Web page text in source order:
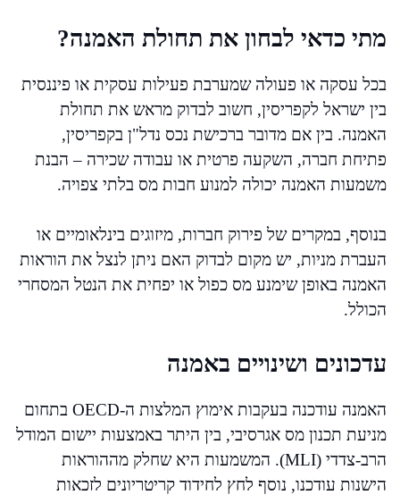
מתי כדאי לבחון את תחולת האמנה?
בכל עסקה או פעולה שמערבת פעילות עסקית או פיננסית
בין ישראל לקפריסין, חשוב לבדוק מראש את תחולת
האמנה. בין אם מדובר ברכישת נכס נדל"ן בקפריסין,
פתיחת חברה, השקעה פרטית או עבודה שכירה – הבנת
משמעות האמנה יכולה למנוע חבות מס בלתי צפויה.
בנוסף, במקרים של פירוק חברות, מיזוגים בינלאומיים או
העברת מניות, יש מקום לבדוק האם ניתן לנצל את הוראות
האמנה באופן שימנע מס כפול או יפחית את הנטל המסחרי
הכולל.
עדכונים ושינויים באמנה
האמנה עודכנה בעקבות אימוץ המלצות ה-OECD בתחום
מניעת תכנון מס אגרסיבי, בין היתר באמצעות יישום המודל
הרב-צדדי (MLI). המשמעות היא שחלק מההוראות
הישנות עודכנו, נוסף לחץ לחידוד קריטריונים לזכאות